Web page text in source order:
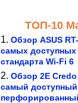
ТОП-10
Обзор ASUS
самых
стандарта Wi-Fi 6
Обзор 2E
самый